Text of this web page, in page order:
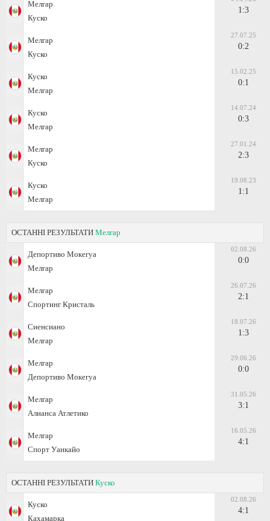
Мелгар
Куско
1:3
Мелгар
Куско
27.07.25
0:2
Куско
Мелгар
15.02.25
0:1
Куско
Мелгар
14.07.24
0:3
Мелгар
Куско
27.01.24
2:3
Куско
Мелгар
19.08.23
1:1
ОСТАННІ РЕЗУЛЬТАТИ Мелгар
Депортиво Мокегуа
Мелгар
02.08.26
0:0
Мелгар
Спортинг Кристаль
26.07.26
2:1
Сиенсиано
Мелгар
18.07.26
1:3
Мелгар
Депортиво Мокегуа
29.06.26
0:0
Мелгар
Алианса Атлетико
31.05.26
3:1
Мелгар
Спорт Уанкайо
16.05.26
4:1
ОСТАННІ РЕЗУЛЬТАТИ Куско
Куско
Кахамарка
02.08.26
4:1